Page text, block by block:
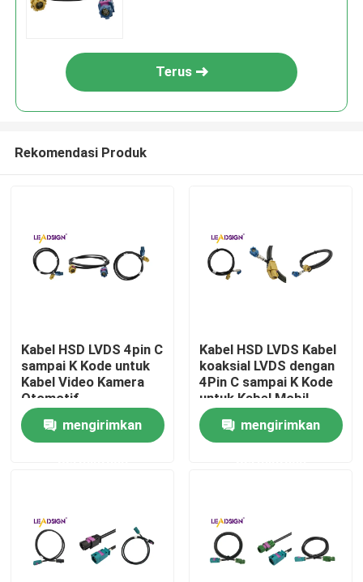
Rumah
Produk
Tentang kami
Terus
Rekomendasi Produk
Kabel HSD LVDS 4pin C
sampai K Kode untuk
Kabel Video Kamera
Otomotif
mengirimkan
Kabel HSD LVDS Kabel
koaksial LVDS dengan
4Pin C sampai K Kode
untuk Kabel Mobil
mengirimkan